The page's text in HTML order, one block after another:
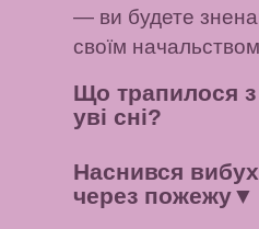
— ви будете
своїм
Що трапилося
уві сні?
Наснився
через пожежу▼